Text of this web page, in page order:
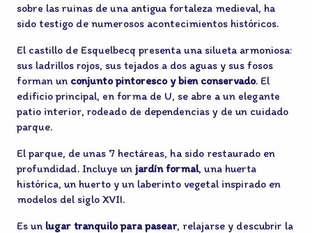
sobre las ruinas de una antigua fortaleza medieval, ha
sido testigo de numerosos acontecimientos históricos.
El castillo de Esquelbecq presenta una silueta armoniosa:
sus ladrillos rojos, sus tejados a dos aguas y sus fosos
forman un conjunto pintoresco y bien conservado. El
edificio principal, en forma de U, se abre a un elegante
patio interior, rodeado de dependencias y de un cuidado
parque.
El parque, de unas 7 hectáreas, ha sido restaurado en
profundidad. Incluye un jardín formal, una huerta
histórica, un huerto y un laberinto vegetal inspirado en
modelos del siglo XVII.
Es un lugar tranquilo para pasear, relajarse y descubrir la